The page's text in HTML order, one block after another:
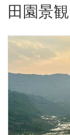
田園景観